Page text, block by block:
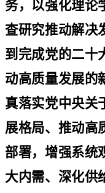
务，以强化理论
查研究推动解决
到完成党的二十
动高质量发展的
真落实党中央关
展格局、推动高
部署，增强系统
大内需、深化供